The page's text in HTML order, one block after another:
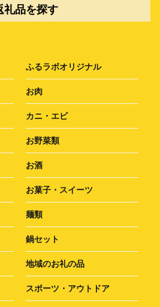
礼品を探す
ふるラボオリジナル
お肉
カニ・エビ
お野菜類
お酒
お菓子・スイーツ
麺類
鍋セット
地域のお礼の品
スポーツ・アウトドア